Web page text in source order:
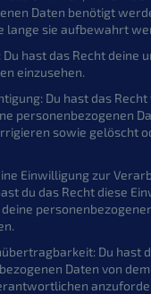
Daten benötigt
lange sie aufbewahrt
hast das Recht deine
einzusehen.
Du hast das
personenbezogenen
sowie gelöscht
Einwilligung zur
du das Recht diese
Du hast
Daten von